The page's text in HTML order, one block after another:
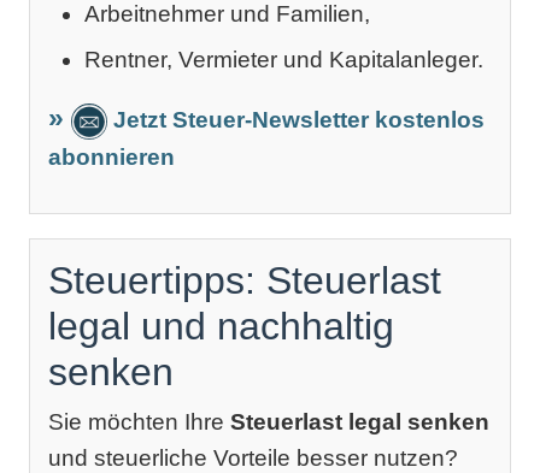
Arbeitnehmer und Familien,
Rentner, Vermieter und Kapitalanleger.
Jetzt Steuer-Newsletter kostenlos
abonnieren
Steuertipps: Steuerlast
legal und nachhaltig
senken
Sie möchten Ihre Steuerlast legal senken
und steuerliche Vorteile besser nutzen?